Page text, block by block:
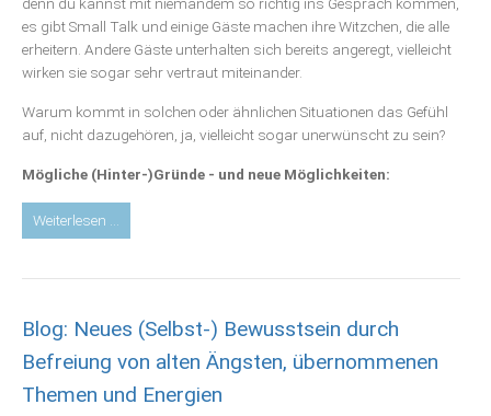
es gibt Small Talk und einige Gäste machen ihre Witzchen, die alle
erheitern. Andere Gäste unterhalten sich bereits angeregt, vielleicht
wirken sie sogar sehr vertraut miteinander.
Warum kommt in solchen oder ähnlichen Situationen das Gefühl
auf, nicht dazugehören, ja, vielleicht sogar unerwünscht zu sein?
Mögliche (Hinter-)Gründe - und neue Möglichkeiten:
Weiterlesen …
„Man
–
4
warum
Blog: Neues (Selbst-) Bewusstsein durch
Befreiung von alten Ängsten, übernommenen
Themen und Energien